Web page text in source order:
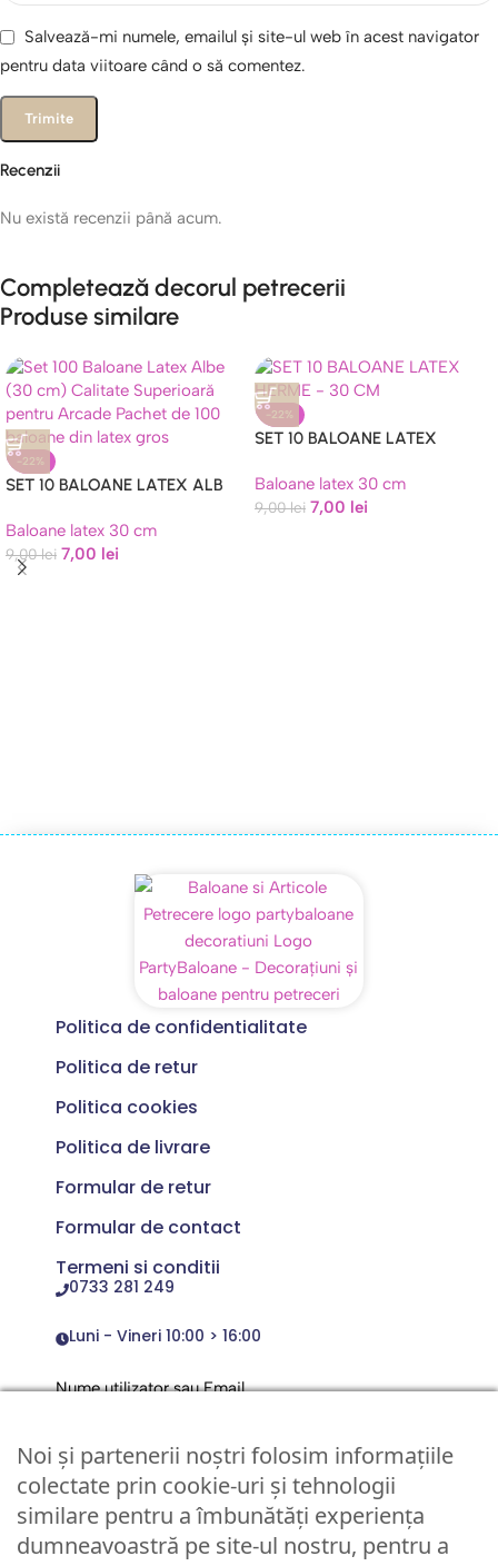
Recenzii
Nu există recenzii până acum.
Salvează-mi numele, emailul și site-ul web în acest navigator
pentru data viitoare când o să comentez.
Completează decorul petrecerii
Produse similare
-22%
SET 10 BALOANE LATEX ALB
Baloane latex 30 cm
9,00lei 7,00 lei
-22%
SET 10 BALOANE LATEX
Baloane latex 30 cm
9,00lei 7,00 lei
Politica de confidentialitate
Politica de retur
Politica cookies
Politica de livrare
Formular de retur
Formular de contact
Termeni si conditii
0733 281 249
Luni - Vineri 10:00 > 16:00
Nume utilizator sau Email
Parola
Noi și partenerii noștri folosim informațiile
colectate prin cookie-uri și tehnologii
similare pentru a îmbunătăți experiența
dumneavoastră pe site-ul nostru, pentru a